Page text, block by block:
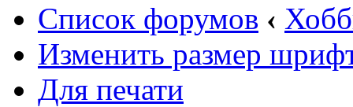
Список форумов ‹
Изменить размер
Для печати